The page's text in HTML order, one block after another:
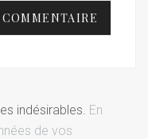
indésirables. En
de vos